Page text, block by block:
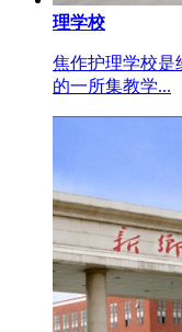
理学校
焦作护理学校是
的一所集教学...